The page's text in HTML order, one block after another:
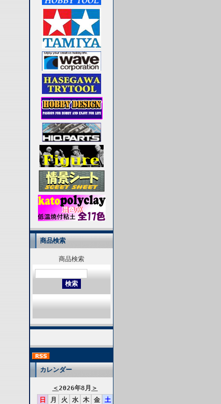
商品検索
商品検索
カレンダー
＜2026年8月 ＞
日
月 火 水 木 金
土